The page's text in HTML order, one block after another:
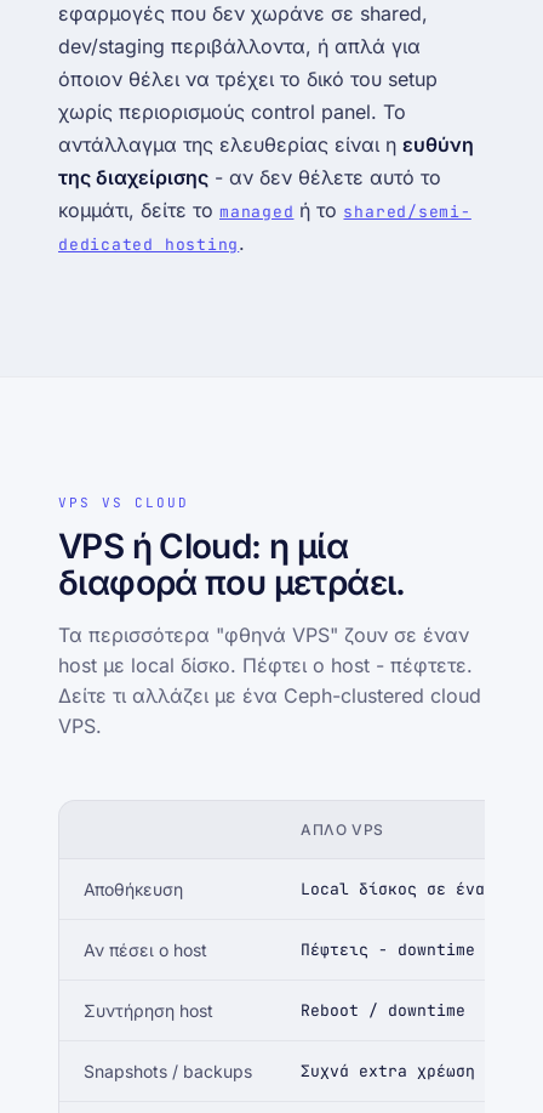
εφαρμογές που δεν χωράνε σε shared,
dev/staging περιβάλλοντα, ή απλά για
όποιον θέλει να τρέχει το δικό του setup
χωρίς περιορισμούς control panel. Το
αντάλλαγμα της ελευθερίας είναι η ευθύνη
της διαχείρισης - αν δεν θέλετε αυτό το
κομμάτι, δείτε το managed ή το shared/semi-
dedicated hosting.
VPS VS CLOUD
VPS ή Cloud: η μία
διαφορά που μετράει.
Τα περισσότερα "φθηνά VPS" ζουν σε έναν
host με local δίσκο. Πέφτει ο host - πέφτετε.
Δείτε τι αλλάζει με ένα Ceph-clustered cloud
VPS.
ΑΠΛΌ VPS
Αποθήκευση Local δίσκος σε έναν host
Αν πέσει ο host Πέφτεις - downtime
Συντήρηση host Reboot / downtime
Snapshots / backups Συχνά extra χρέωση